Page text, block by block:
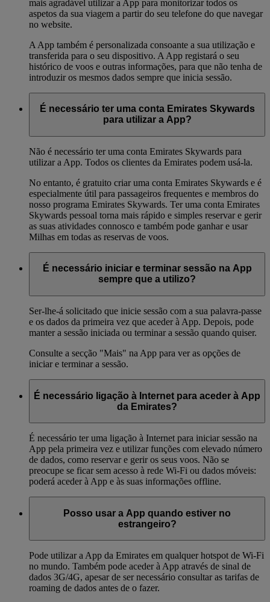
mais agradável utilizar a App para monitorizar todos os
aspetos da sua viagem a partir do seu telefone do que navegar
no website.
A App também é personalizada consoante a sua utilização e
transferida para o seu dispositivo. A App registará o seu
histórico de voos e outras informações, para que não tenha de
introduzir os mesmos dados sempre que inicia sessão.
É necessário ter uma conta Emirates Skywards
para utilizar a App?
Não é necessário ter uma conta Emirates Skywards para
utilizar a App. Todos os clientes da Emirates podem usá-la.
No entanto, é gratuito criar uma conta Emirates Skywards e é
especialmente útil para passageiros frequentes e membros do
nosso programa Emirates Skywards. Ter uma conta Emirates
Skywards pessoal torna mais rápido e simples reservar e gerir
as suas atividades connosco e também pode ganhar e usar
Milhas em todas as reservas de voos.
É necessário iniciar e terminar sessão na App
sempre que a utilizo?
Ser-lhe-á solicitado que inicie sessão com a sua palavra-passe
e os dados da primeira vez que aceder à App. Depois, pode
manter a sessão iniciada ou terminar a sessão quando quiser.
Consulte a secção "Mais" na App para ver as opções de
iniciar e terminar a sessão.
É necessário ligação à Internet para aceder à App
da Emirates?
É necessário ter uma ligação à Internet para iniciar sessão na
App pela primeira vez e utilizar funções com elevado número
de dados, como reservar e gerir os seus voos. Não se
preocupe se ficar sem acesso à rede Wi-Fi ou dados móveis:
poderá aceder à App e às suas informações offline.
Posso usar a App quando estiver no
estrangeiro?
Pode utilizar a App da Emirates em qualquer hotspot de Wi-Fi
no mundo. Também pode aceder à App através de sinal de
dados 3G/4G, apesar de ser necessário consultar as tarifas de
roaming de dados antes de o fazer.